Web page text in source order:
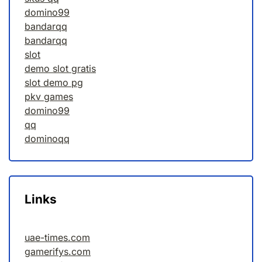
domino99
bandarqq
bandarqq
slot
demo slot gratis
slot demo pg
pkv games
domino99
qq
dominoqq
Links
uae-times.com
gamerifys.com